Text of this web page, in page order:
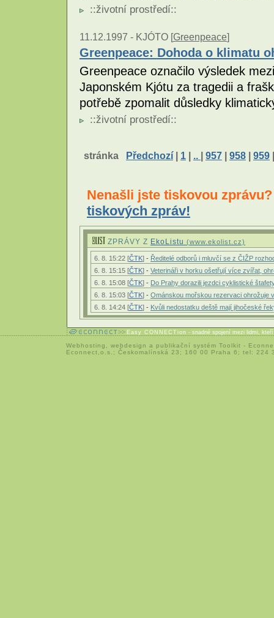
::životní prostředí::
11.12.1997 - KJÓTO [Greenpeace]
Greenpeace: Dohoda o klimatu
Greenpeace označilo výsledek
Japonském Kjótu za tragedii a
potřebě zpomalit důsledky
::životní prostředí::
stránka Předchozí| 1 | .. | 957 | 958 | 959
Nenašli jste tiskovou
tiskových zpráv!
ZPRÁVY Z EkoListu (www.ekolist.cz)
6. 8. 15:22 [ČTK] - Ředitelé odborů i mluvčí se z ČIŽP
6. 8. 15:15 [ČTK] - Veterináři v horku ošetřují více zvířat,
6. 8. 15:08 [ČTK] - Do Prahy dorazili jezdci cyklistické
6. 8. 15:03 [ČTK] - Ománskou mořskou rezervaci ohrožuje
6. 8. 14:24 [ČTK] - Kvůli nedostatku deště mají jihočeské
Easy CONNECTion - snadné spojení mezi lidmi,
Webhosting webdesign a publikační systém Toolkit -
Econnect,o.s.; Českomalínská 23; 160 00 Praha 6; tel: 224